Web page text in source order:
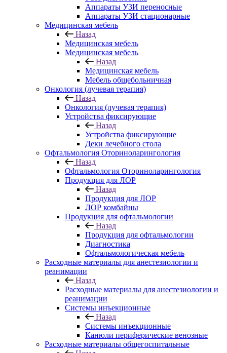
Аппараты УЗИ переносные
Аппараты УЗИ стационарные
Медицинская мебель
Назад
Медицинская мебель
Медицинская мебель
Назад
Медицинская мебель
Мебель общебольничная
Онкология (лучевая терапия)
Назад
Онкология (лучевая терапия)
Устройства фиксирующие
Назад
Устройства фиксирующие
Деки лечебного стола
Офтальмология Оториноларингология
Назад
Офтальмология Оториноларингология
Продукция для ЛОР
Назад
Продукция для ЛОР
ЛОР комбайны
Продукция для офтальмологии
Назад
Продукция для офтальмологии
Диагностика
Офтальмологическая мебель
Расходные материалы для анестезиологии и
реанимации
Назад
Расходные материалы для анестезиологии и
реанимации
Системы инъекционные
Назад
Системы инъекционные
Канюли периферические венозные
Расходные материалы общегоспитальные